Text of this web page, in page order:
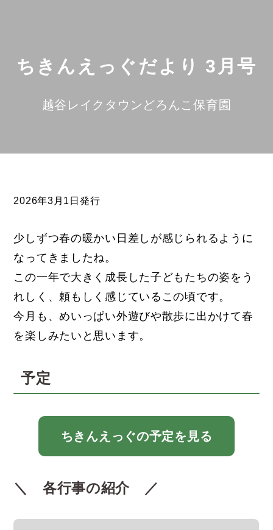
ちきんえっぐだより 3月号
越谷レイクタウンどろんこ保育園
2026年3月1日発行
少しずつ春の暖かい日差しが感じられるように
なってきましたね。
この一年で大きく成長した子どもたちの姿をう
れしく、頼もしく感じているこの頃です。
今月も、めいっぱい外遊びや散歩に出かけて春
を楽しみたいと思います。
予定
ちきんえっぐの予定を見る
＼ 各行事の紹介 ／